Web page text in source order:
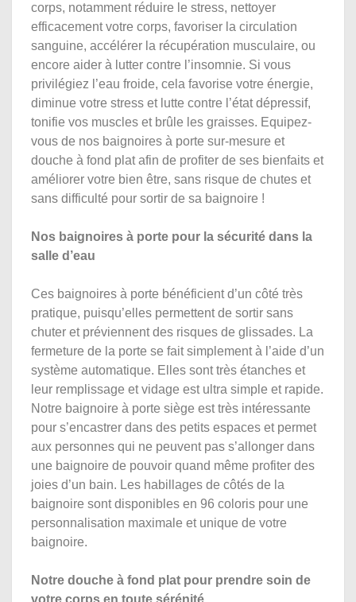
corps, notamment réduire le stress, nettoyer
efficacement votre corps, favoriser la circulation
sanguine, accélérer la récupération musculaire, ou
encore aider à lutter contre l’insomnie. Si vous
privilégiez l’eau froide, cela favorise votre énergie,
diminue votre stress et lutte contre l’état dépressif,
tonifie vos muscles et brûle les graisses. Equipez-
vous de nos baignoires à porte sur-mesure et
douche à fond plat afin de profiter de ses bienfaits et
améliorer votre bien être, sans risque de chutes et
sans difficulté pour sortir de sa baignoire !
Nos baignoires à porte pour la sécurité dans la
salle d’eau
Ces baignoires à porte bénéficient d’un côté très
pratique, puisqu’elles permettent de sortir sans
chuter et préviennent des risques de glissades. La
fermeture de la porte se fait simplement à l’aide d’un
système automatique. Elles sont très étanches et
leur remplissage et vidage est ultra simple et rapide.
Notre baignoire à porte siège est très intéressante
pour s’encastrer dans des petits espaces et permet
aux personnes qui ne peuvent pas s’allonger dans
une baignoire de pouvoir quand même profiter des
joies d’un bain. Les habillages de côtés de la
baignoire sont disponibles en 96 coloris pour une
personnalisation maximale et unique de votre
baignoire.
Notre douche à fond plat pour prendre soin de